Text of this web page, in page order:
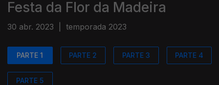
Festa da Flor da Madeira
30 abr. 2023 temporada 2023
PARTE 1 PARTE 2 PARTE 3 PARTE 4
PARTE 5